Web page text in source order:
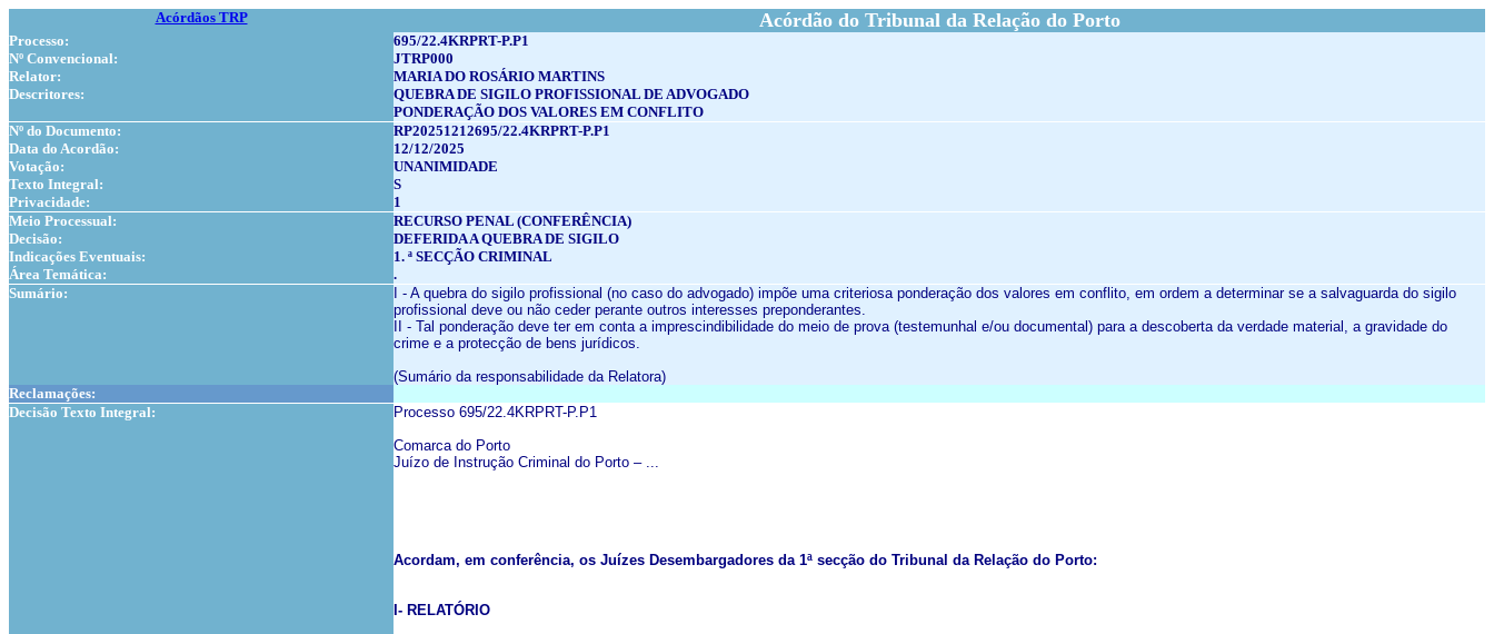
Acórdãos TRP Acórdão do Tribunal da Relação do Porto
Processo:
695/22.4KRPRT-P.P1
Nº Convencional:
JTRP000
Relator:
MARIA DO ROSÁRIO MARTINS
Descritores:
QUEBRA DE SIGILO PROFISSIONAL DE ADVOGADO
PONDERAÇÃO DOS VALORES EM CONFLITO
Nº do Documento:
RP20251212695/22.4KRPRT-P.P1
Data do Acordão:
12/12/2025
Votação:
UNANIMIDADE
Texto Integral:
S
Privacidade:
1
Meio Processual:
RECURSO PENAL (CONFERÊNCIA)
Decisão:
DEFERIDA A QUEBRA DE SIGILO
Indicações Eventuais:
1. ª SECÇÃO CRIMINAL
Área Temática:
.
Sumário:
I - A quebra do sigilo profissional (no caso do advogado) impõe uma criteriosa ponderação dos valores em conflito, em ordem a determinar se a salvaguarda do sigilo
profissional deve ou não ceder perante outros interesses preponderantes.
II - Tal ponderação deve ter em conta a imprescindibilidade do meio de prova (testemunhal e/ou documental) para a descoberta da verdade material, a gravidade do
crime e a protecção de bens jurídicos.
(Sumário da responsabilidade da Relatora)
Reclamações:
Decisão Texto Integral:
Processo 695/22.4KRPRT-P.P1
Comarca do Porto
Juízo de Instrução Criminal do Porto – ...
Acordam, em conferência, os Juízes Desembargadores da 1ª secção do Tribunal da Relação do Porto:
I- RELATÓRIO